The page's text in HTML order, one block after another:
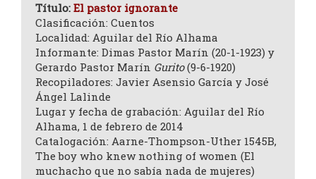
Título: El pastor ignorante
Clasificación: Cuentos
Localidad: Aguilar del Río Alhama
Informante: Dimas Pastor Marín (20-1-1923) y
Gerardo Pastor Marín Gurito(9-6-1920)
Recopiladores: Javier Asensio García y José
Ángel Lalinde
Lugar y fecha de grabación: Aguilar del Río
Alhama, 1 de febrero de 2014
Catalogación: Aarne-Thompson-Uther 1545B,
The boy who knew nothing of women (El
muchacho que no sabía nada de mujeres)